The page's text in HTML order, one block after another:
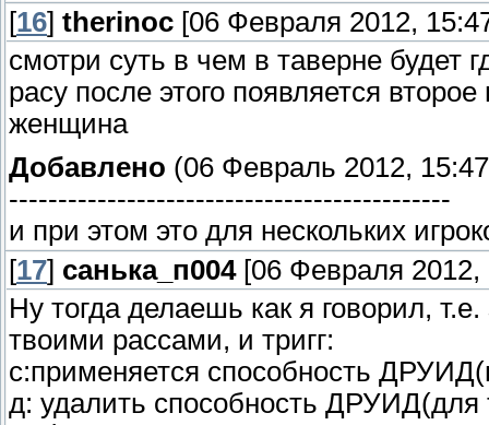
[16] therinoc [06 Февраля 2012,
смотри суть в чем в таверне будет
расу после этого появляется
женщина
Добавлено (06 Февраль 2012,
---------------------------------------------
и при этом это для нескольких
[17] санька_п004[06 Февраля 2012,
Ну тогда делаешь как я говорил,
твоими рассами, и тригг:
с:применяется способность
д: удалить способность ДРУИД(для